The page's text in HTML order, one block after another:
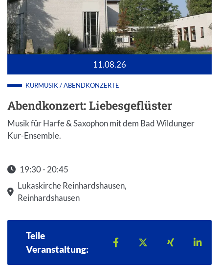
11.08.26
KURMUSIK / ABENDKONZERTE
Abendkonzert: Liebesgeflüster
Musik für Harfe & Saxophon mit dem Bad Wildunger
Kur-Ensemble.
19:30 - 20:45
Startzeit: 19:30
Lukaskirche Reinhardshausen,
Reinhardshausen
Teile
Veranstaltung:
Teilen auf Facebook
Teilen auf X
Teilen auf